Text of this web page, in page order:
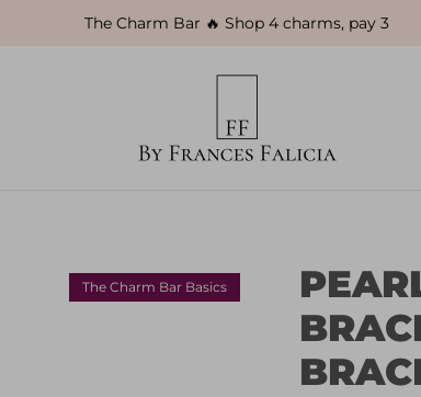
The Charm Bar 🔥 Shop 4 charms, pay 3
The Charm Bar Basics